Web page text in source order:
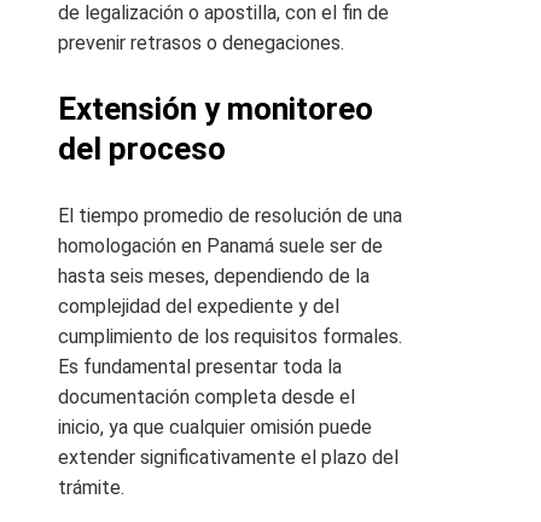
de legalización o apostilla, con el fin de
prevenir retrasos o denegaciones.
Extensión y monitoreo
del proceso
El tiempo promedio de resolución de una
homologación en Panamá suele ser de
hasta seis meses, dependiendo de la
complejidad del expediente y del
cumplimiento de los requisitos formales.
Es fundamental presentar toda la
documentación completa desde el
inicio, ya que cualquier omisión puede
extender significativamente el plazo del
trámite.